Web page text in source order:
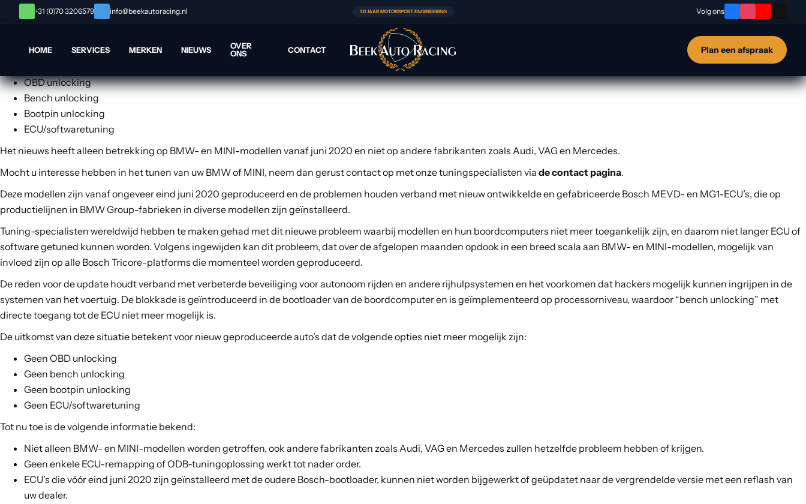
+31 (0)70 3206579 info@beekautoracing.nl 30 JAAR MOTORSPORT ENGINEERING Volg ons
HOME SERVICES MERKEN NIEUWS
OVER
ONS
CONTACT Plan een afspraak
Beek Auto Racing heeft belangrijk nieuws te melden. Vanaf heden kunnen we Bosch MG1-ECU’s, die op de productielijnen in BMW Group-fabrieken in diverse automodellen zijn
geïnstalleerd vanaf juni 2020, weer tunen.
Het alom bekende “bench unlocking” waarbij directe toegang tot de ECU wordt gerealiseerd is vanaf heden op BMW- en MINI-modellen vanaf juni 2020 weer mogelijk. Dit betekent
OBD unlocking
Bench unlocking
Bootpin unlocking
ECU/softwaretuning
Het nieuws heeft alleen betrekking op BMW- en MINI-modellen vanaf juni 2020 en niet op andere fabrikanten zoals Audi, VAG en Mercedes.
Mocht u interesse hebben in het tunen van uw BMW of MINI, neem dan gerust contact op met onze tuningspecialisten via de contact pagina.
Deze modellen zijn vanaf ongeveer eind juni 2020 geproduceerd en de problemen houden verband met nieuw ontwikkelde en gefabriceerde Bosch MEVD- en MG1-ECU’s, die op
productielijnen in BMW Group-fabrieken in diverse modellen zijn geïnstalleerd.
Tuning-specialisten wereldwijd hebben te maken gehad met dit nieuwe probleem waarbij modellen en hun boordcomputers niet meer toegankelijk zijn, en daarom niet langer ECU of
software getuned kunnen worden. Volgens ingewijden kan dit probleem, dat over de afgelopen maanden opdook in een breed scala aan BMW- en MINI-modellen, mogelijk van
invloed zijn op alle Bosch Tricore-platforms die momenteel worden geproduceerd.
De reden voor de update houdt verband met verbeterde beveiliging voor autonoom rijden en andere rijhulpsystemen en het voorkomen dat hackers mogelijk kunnen ingrijpen in de
systemen van het voertuig. De blokkade is geïntroduceerd in de bootloader van de boordcomputer en is geïmplementeerd op processorniveau, waardoor “bench unlocking” met
directe toegang tot de ECU niet meer mogelijk is.
De uitkomst van deze situatie betekent voor nieuw geproduceerde auto’s dat de volgende opties niet meer mogelijk zijn:
Geen OBD unlocking
Geen bench unlocking
Geen bootpin unlocking
Geen ECU/softwaretuning
Tot nu toe is de volgende informatie bekend:
Niet alleen BMW- en MINI-modellen worden getroffen, ook andere fabrikanten zoals Audi, VAG en Mercedes zullen hetzelfde probleem hebben of krijgen.
Geen enkele ECU-remapping of ODB-tuningoplossing werkt tot nader order.
ECU’s die vóór eind juni 2020 zijn geïnstalleerd met de oudere Bosch-bootloader, kunnen niet worden bijgewerkt of geüpdatet naar de vergrendelde versie met een reflash van
uw dealer.